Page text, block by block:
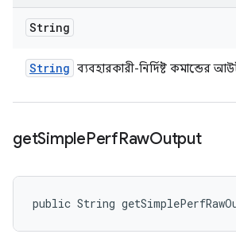
String
String ব্যবহারকারী-নির্দিষ্ট কমান্ডের
getSimplePerfRawOutput
public String